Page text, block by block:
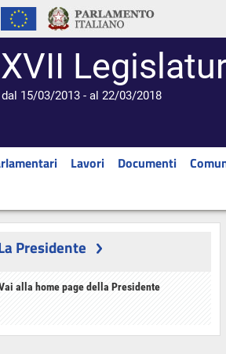
XVII
dal 15/03/2013 - al 22/03/2018
Lavori Documenti
Presidente
alla home page della Presidente